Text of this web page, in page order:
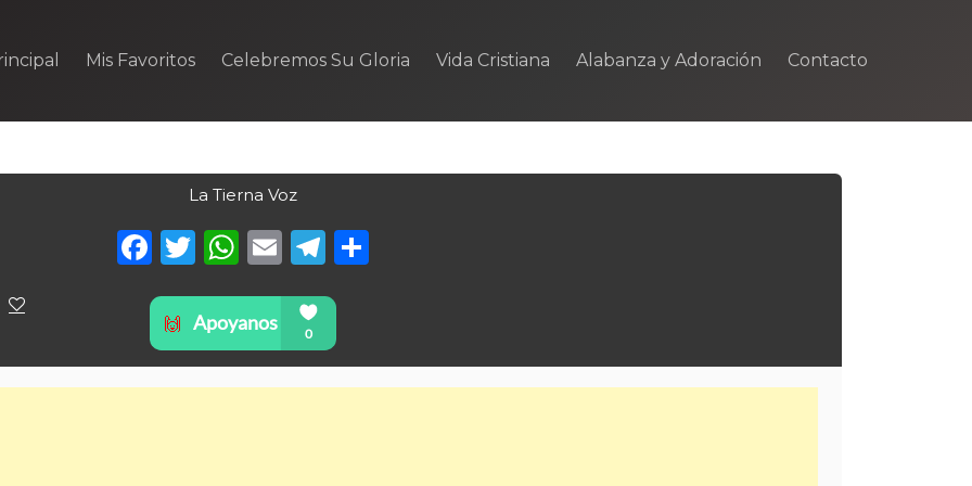
Mis Favoritos Celebremos Su Gloria Vida Cristiana Alabanza y Adoración Contacto
La Tierna Voz
Facebook
Twitter
WhatsApp
EmailTelegram